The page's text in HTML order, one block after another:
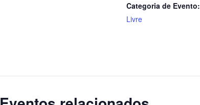
Categoria de Evento:
Livre